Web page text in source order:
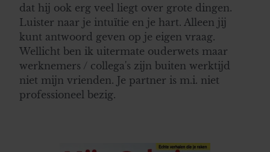
informatie over uw gebruik van onze site met onze
partners voor social media, adverteren en analyse. Deze
partners kunnen deze gegevens combineren met andere
informatie die u aan ze heeft verstrekt of die ze hebben
verzameld op basis van uw gebruik van hun services. U
gaat akkoord met onze cookies als u onze website blijft
gebruiken.
dat hij ook erg veel liegt over grote dingen.
Luister naar je intuïtie en je hart. Alleen jij
kunt antwoord geven op je eigen vraag.
Wellicht ben ik uitermate ouderwets maar
werknemers / collega's zijn buiten werktijd
niet mijn vrienden. Je partner is m.i. niet
professioneel bezig.